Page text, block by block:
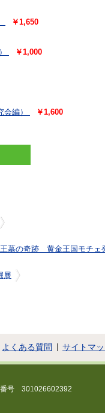
￥1,650
￥1,000
会編）
￥1,600
墓の奇跡 黄金王国モチェ
展
よくある質問 サイトマ
号 301026602392